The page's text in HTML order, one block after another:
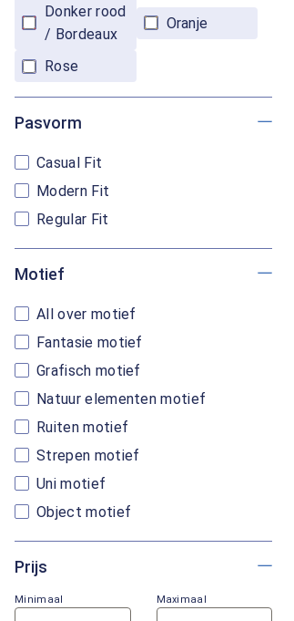
Donker rood
/ Bordeaux
Oranje
Rose
Pasvorm
Casual Fit
Modern Fit
Regular Fit
Motief
All over motief
Fantasie motief
Grafisch motief
Natuur elementen motief
Ruiten motief
Strepen motief
Uni motief
Object motief
Prijs
Minimaal Maximaal